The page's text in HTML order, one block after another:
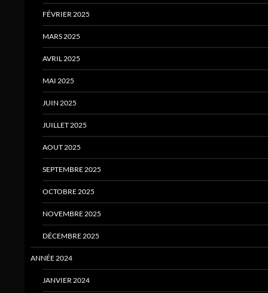
FÉVRIER 2025
MARS 2025
AVRIL 2025
MAI 2025
JUIN 2025
JUILLET 2025
AOUT 2025
SEPTEMBRE 2025
OCTOBRE 2025
NOVEMBRE 2025
DÉCEMBRE 2025
ANNÉE 2024
JANVIER 2024